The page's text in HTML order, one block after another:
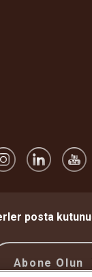
posta
Abone Olun